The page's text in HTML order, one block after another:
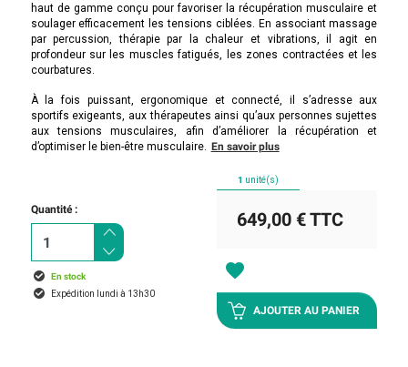
haut de gamme conçu pour favoriser la récupération musculaire et
soulager efficacement les tensions ciblées. En associant massage
par percussion, thérapie par la chaleur et vibrations, il agit en
profondeur sur les muscles fatigués, les zones contractées et les
courbatures.
À la fois puissant, ergonomique et connecté, il s’adresse aux
sportifs exigeants, aux thérapeutes ainsi qu’aux personnes sujettes
aux tensions musculaires, afin d’améliorer la récupération et
d’optimiser le bien-être musculaire. En savoir plus
Quantité :
En stock
Expédition lundi à 13h30
1 unité(s)
649,00 €TTC
favorite
AJOUTER AU PANIER